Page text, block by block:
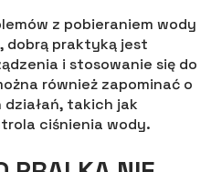
z pobieraniem wody
dobrą praktyką jest
i stosowanie się do
również zapominać o
takich jak
ciśnienia wody.